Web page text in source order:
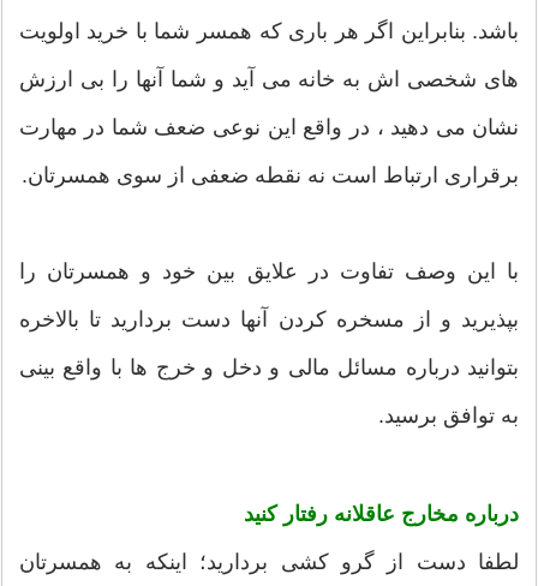
باشد. بنابراین اگر هر باری که همسر شما با خرید اولویت
های شخصی اش به خانه می آید و شما آنها را بی ارزش
نشان می دهید ، در واقع این نوعی ضعف شما در مهارت
برقراری ارتباط است نه نقطه ضعفی از سوی همسرتان.
با این وصف تفاوت در علایق بین خود و همسرتان را
بپذیرید و از مسخره کردن آنها دست بردارید تا بالاخره
بتوانید درباره مسائل مالی و دخل و خرج ها با واقع بینی
به توافق برسید.
درباره مخارج عاقلانه رفتار کنید
لطفا دست از گرو کشی بردارید؛ اینکه به همسرتان